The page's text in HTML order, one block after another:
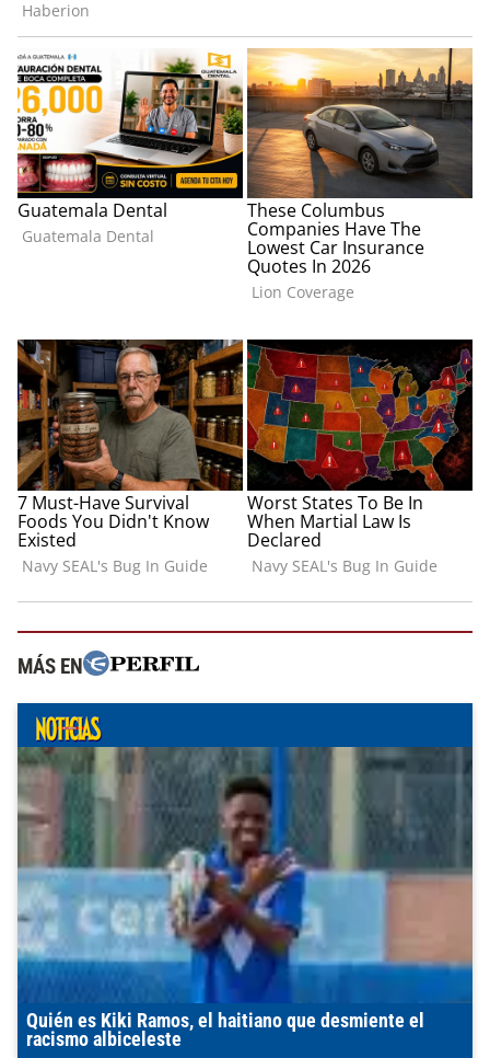
MÁS EN
Quién es Kiki Ramos, el haitiano que desmiente el
racismo albiceleste